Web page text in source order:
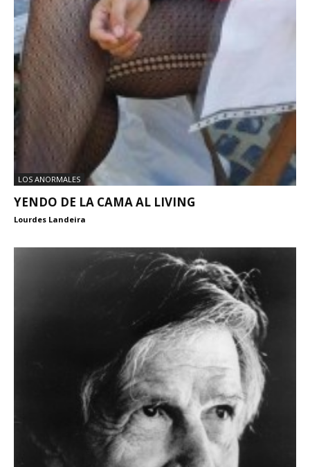
LOS ANORMALES
YENDO DE LA CAMA AL LIVING
Lourdes Landeira